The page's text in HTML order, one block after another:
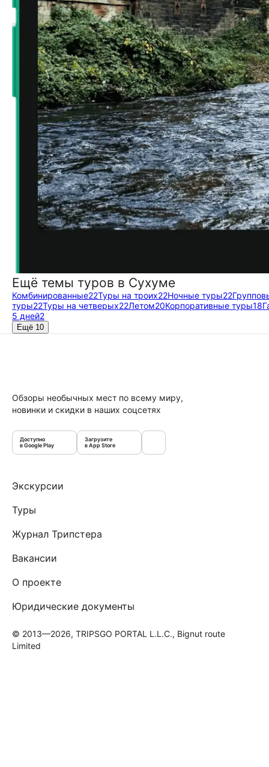
Ещё темы туров в Сухуме
Комбинированные22Туры на троих22Ночные туры22
туры22Туры на четверых22Летом20Корпоративные туры18
5 дней2
Ещё 10
Обзоры необычных мест по всему миру,
новинки и скидки в наших соцсетях
Доступно
в Google Play
Загрузите
в App Store
Экскурсии
Туры
Журнал Трипстера
Вакансии
О проекте
Юридические документы
© 2013—2026, TRIPSGO PORTAL L.L.C., Bignut route
Limited